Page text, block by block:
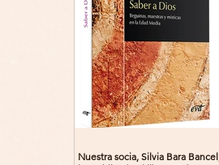
Nuestra socia, Silvia Bara Bancel,